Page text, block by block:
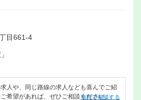
目661-4
人や、同じ路線の求人なども喜んでご紹
希望があれば、ぜひご相談ください。
無料で相談する